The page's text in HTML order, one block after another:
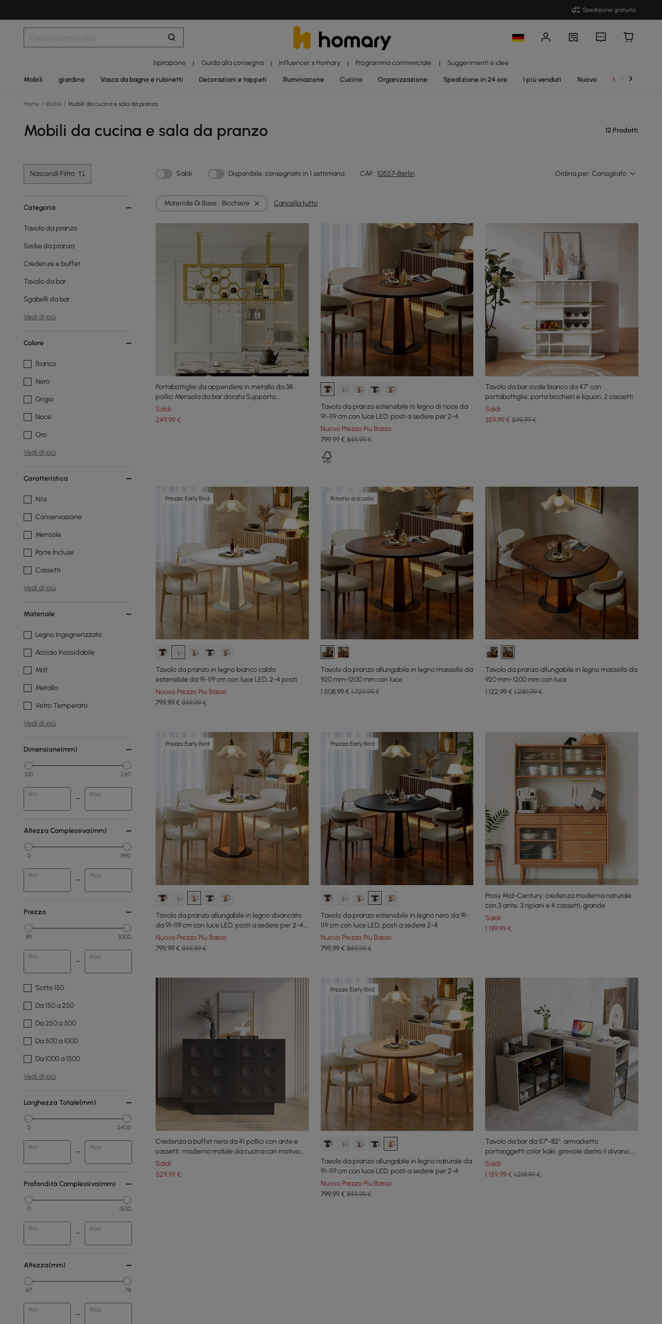
Spedizione gratuita
Ispirazione | Guida alla consegna | Influencer x Homary | Programma commerciale | Suggerimenti e idee
Mobili giardino Vasca da bagno e rubinetti Decorazioni e tappeti Illuminazione Cucina Organizzazione Spedizione in 24 ore I più venduti Nuovo Vendite
Home / Mobili / Mobili da cucina e sala da pranzo
Mobili da cucina e sala da pranzo 12 Prodotti
Nascondi Filtro Saldi Disponibile: consegnato in 1 settimana CAP : 10557-Berlin Ordina per: Consigliato
Categoria
Tavolo da pranzo
Sedie da pranzo
Credenze e buffet
Tavolo da bar
Sgabelli da bar
Vedi di più
Colore
Bianco
Nero
Grigio
Noce
Oro
Vedi di più
Caratteristica
N/a
Conservazione
Mensole
Porte Incluse
Cassetti
Vedi di più
Materiale
Legno Ingegnerizzato
Acciaio Inossidabile
Mdf
Metallo
Vetro Temperato
Vedi di più
Dimensione(mm)
100 240
Min Max
Altezza Complessiva(mm)
0 1890
Min Max
Prezzo
89 3000
Min Max
Sotto 150
Da 150 a 250
Da 250 a 500
Da 500 a 1000
Da 1000 a 1500
Vedi di più
Larghezza Totale(mm)
0 2400
Min Max
Profondità Complessiva(mm)
0 1500
Min Max
Altezza(mm)
67 78
Min Max
Materiale Di Base : Bicchiere Cancella tutto
Portabottiglie da appendere in metallo da 38
pollici Mensola da bar dorata Supporto
galleggiante per bicchieri da vino
Saldi
249,99€
Tavolo da pranzo estensibile in legno di noce da
91-119 cm con luce LED, posti a sedere per 2-4
Nuovo Prezzo Più Basso
799,99€ 849,99 €
Tavolo da bar ovale bianco da 47" con
portabottiglie, porta bicchieri e liquori, 2 cassetti
Saldi
359,99€ 599,99 €
Prezzo Early Bird
Tavolo da pranzo in legno bianco caldo
estensibile da 91-119 cm con luce LED, 2-4 posti
Nuovo Prezzo Più Basso
799,99€ 849,99 €
Ritorno a scuola
Tavolo da pranzo allungabile in legno massello da
920 mm-1200 mm con luce
1.508,99€ 1.729,99 €
Tavolo da pranzo allungabile in legno massello da
920 mm-1200 mm con luce
1.122,99€ 1.289,99 €
Prezzo Early Bird
Tavolo da pranzo allungabile in legno sbiancato
da 91-119 cm con luce LED, posti a sedere per 2-4
persone
Nuovo Prezzo Più Basso
799,99€ 849,99 €
Prezzo Early Bird
Tavolo da pranzo estensibile in legno nero da 91-
119 cm con luce LED, posti a sedere 2-4
Nuovo Prezzo Più Basso
799,99€ 849,99 €
Prosy Mid-Century, credenza moderna naturale
con 3 ante, 3 ripiani e 4 cassetti, grande
Saldi
1.199,99€
Credenza a buffet nera da 41 pollici con ante e
cassetti, moderno mobile da cucina con motivo
circolare
Saldi
529,99€
Prezzo Early Bird
Tavolo da pranzo allungabile in legno naturale da
91-119 cm con luce LED, posti a sedere per 2-4
Nuovo Prezzo Più Basso
799,99€ 849,99 €
Tavolo da bar da 57"-82", armadietto
portaoggetti color kaki, girevole dietro il divano,
tavolo da pub
Saldi
1.159,99€ 1.219,99 €